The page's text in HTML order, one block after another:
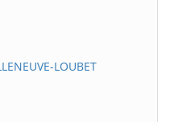
LOUBET